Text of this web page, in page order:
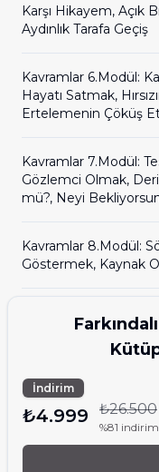
Karşı Hikayem, Açık
Aydınlık Tarafa Geçiş
Kavramlar 6.Modül:
Hayatı Satmak,
Ertelemenin Çöküş
Kavramlar 7.Modül:
Gözlemci Olmak,
mü?, Neyi
Kavramlar 8.Modül:
Göstermek, Kaynak
İndirim
₺4.999 ₺26.500
%81 indirim